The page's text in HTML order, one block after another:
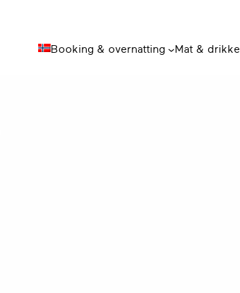
Booking & overnatting Mat & drikke